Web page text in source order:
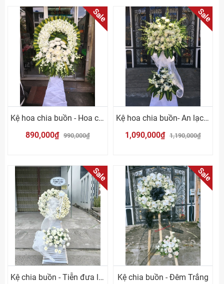
Sale
Kệ hoa chia buồn - Hoa cúc trắng
890,000₫ 990,000₫
Sale
Kệ hoa chia buồn- An lạc Vĩnh Hằng
1,090,000₫ 1,190,000₫
Sale
Kệ chia buồn - Tiễn đưa lần cuối
Sale
Kệ chia buồn - Đêm Trắng